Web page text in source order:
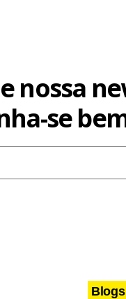
nossa
se